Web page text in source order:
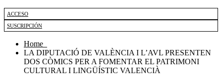
ACCESO
SUSCRIPCIÓN
Home
LA DIPUTACIÓ DE VALÈNCIA I L’AVL PRESENTEN
DOS CÒMICS PER A FOMENTAR EL PATRIMONI
CULTURAL I LINGÜÍSTIC VALENCIÀ